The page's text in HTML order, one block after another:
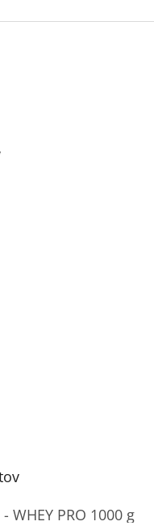
WHEY PRO 1000 g